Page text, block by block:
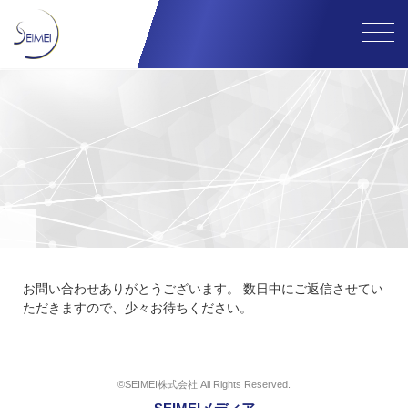
お問い合わせありがとうございます。 数日中にご返信させてい
ただきますので、少々お待ちください。
©SEIMEI株式会社 All Rights Reserved.